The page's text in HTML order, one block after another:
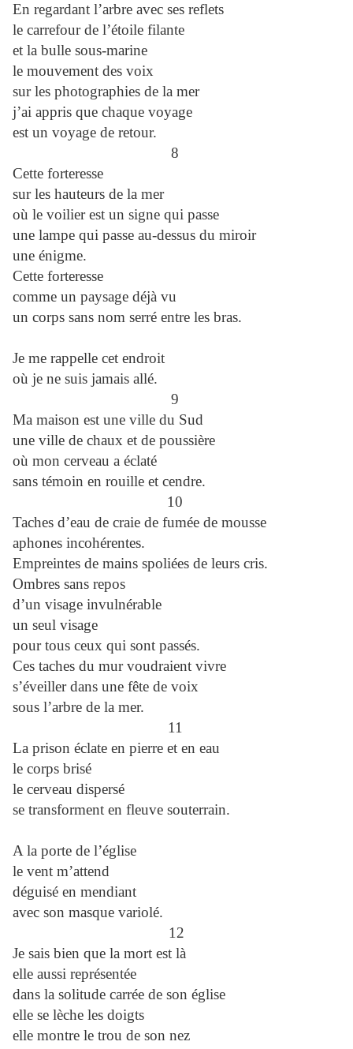
En regardant l’arbre avec ses reflets
le carrefour de l’étoile filante
et la bulle sous-marine
le mouvement des voix
sur les photographies de la mer
j’ai appris que chaque voyage
est un voyage de retour.
8
Cette forteresse
sur les hauteurs de la mer
où le voilier est un signe qui passe
une lampe qui passe au-dessus du miroir
une énigme.
Cette forteresse
comme un paysage déjà vu
un corps sans nom serré entre les bras.
Je me rappelle cet endroit
où je ne suis jamais allé.
9
Ma maison est une ville du Sud
une ville de chaux et de poussière
où mon cerveau a éclaté
sans témoin en rouille et cendre.
10
Taches d’eau de craie de fumée de mousse
aphones incohérentes.
Empreintes de mains spoliées de leurs cris.
Ombres sans repos
d’un visage invulnérable
un seul visage
pour tous ceux qui sont passés.
Ces taches du mur voudraient vivre
s’éveiller dans une fête de voix
sous l’arbre de la mer.
11
La prison éclate en pierre et en eau
le corps brisé
le cerveau dispersé
se transforment en fleuve souterrain.
A la porte de l’église
le vent m’attend
déguisé en mendiant
avec son masque variolé.
12
Je sais bien que la mort est là
elle aussi représentée
dans la solitude carrée de son église
elle se lèche les doigts
elle montre le trou de son nez